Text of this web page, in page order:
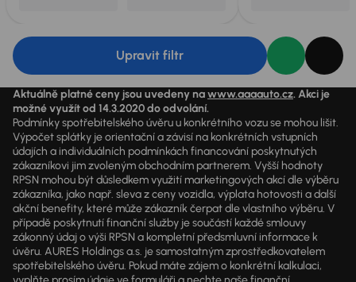
Upravit filtr
Aktuálně platné ceny jsou uvedeny nawww.aaaauto.cz. Akci je
možné využít od 14.3.2020 do odvolání.
Podmínky spotřebitelského úvěru u konkrétního vozu se mohou lišit.
Výpočet splátky je orientační a závisí na konkrétních vstupních
údajích a individuálních podmínkách financování poskytnutých
zákazníkovi jim zvoleným obchodním partnerem. Vyšší hodnoty
RPSN mohou být důsledkem využití marketingových akcí dle výběru
zákazníka, jako např. sleva z ceny vozidla, výplata hotovosti a další
akční benefity, které může zákazník čerpat dle vlastního výběru. V
případě poskytnutí finanční služby je součástí každé smlouvy
zákonný údaj o výši RPSN a kompletní předsmluvní informace k
úvěru. AURES Holdings a.s. je samostatným zprostředkovatelem
spotřebitelského úvěru. Pokud máte zájem o konkrétní kalkulaci,